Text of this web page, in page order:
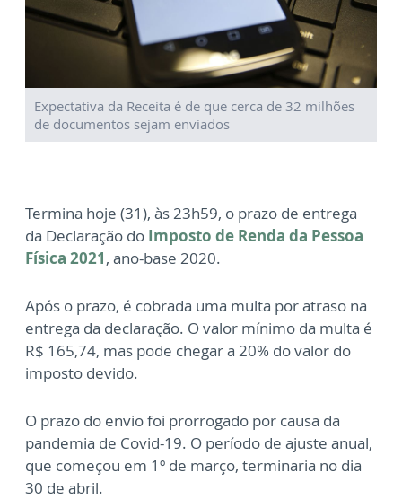
Expectativa da Receita é de que cerca de 32 milhões
de documentos sejam enviados
Termina hoje (31), às 23h59, o prazo de entrega
da Declaração do Imposto de Renda da Pessoa
Física 2021, ano-base 2020.
Após o prazo, é cobrada uma multa por atraso na
entrega da declaração. O valor mínimo da multa é
R$ 165,74, mas pode chegar a 20% do valor do
imposto devido.
O prazo do envio foi prorrogado por causa da
pandemia de Covid-19. O período de ajuste anual,
que começou em 1º de março, terminaria no dia
30 de abril.